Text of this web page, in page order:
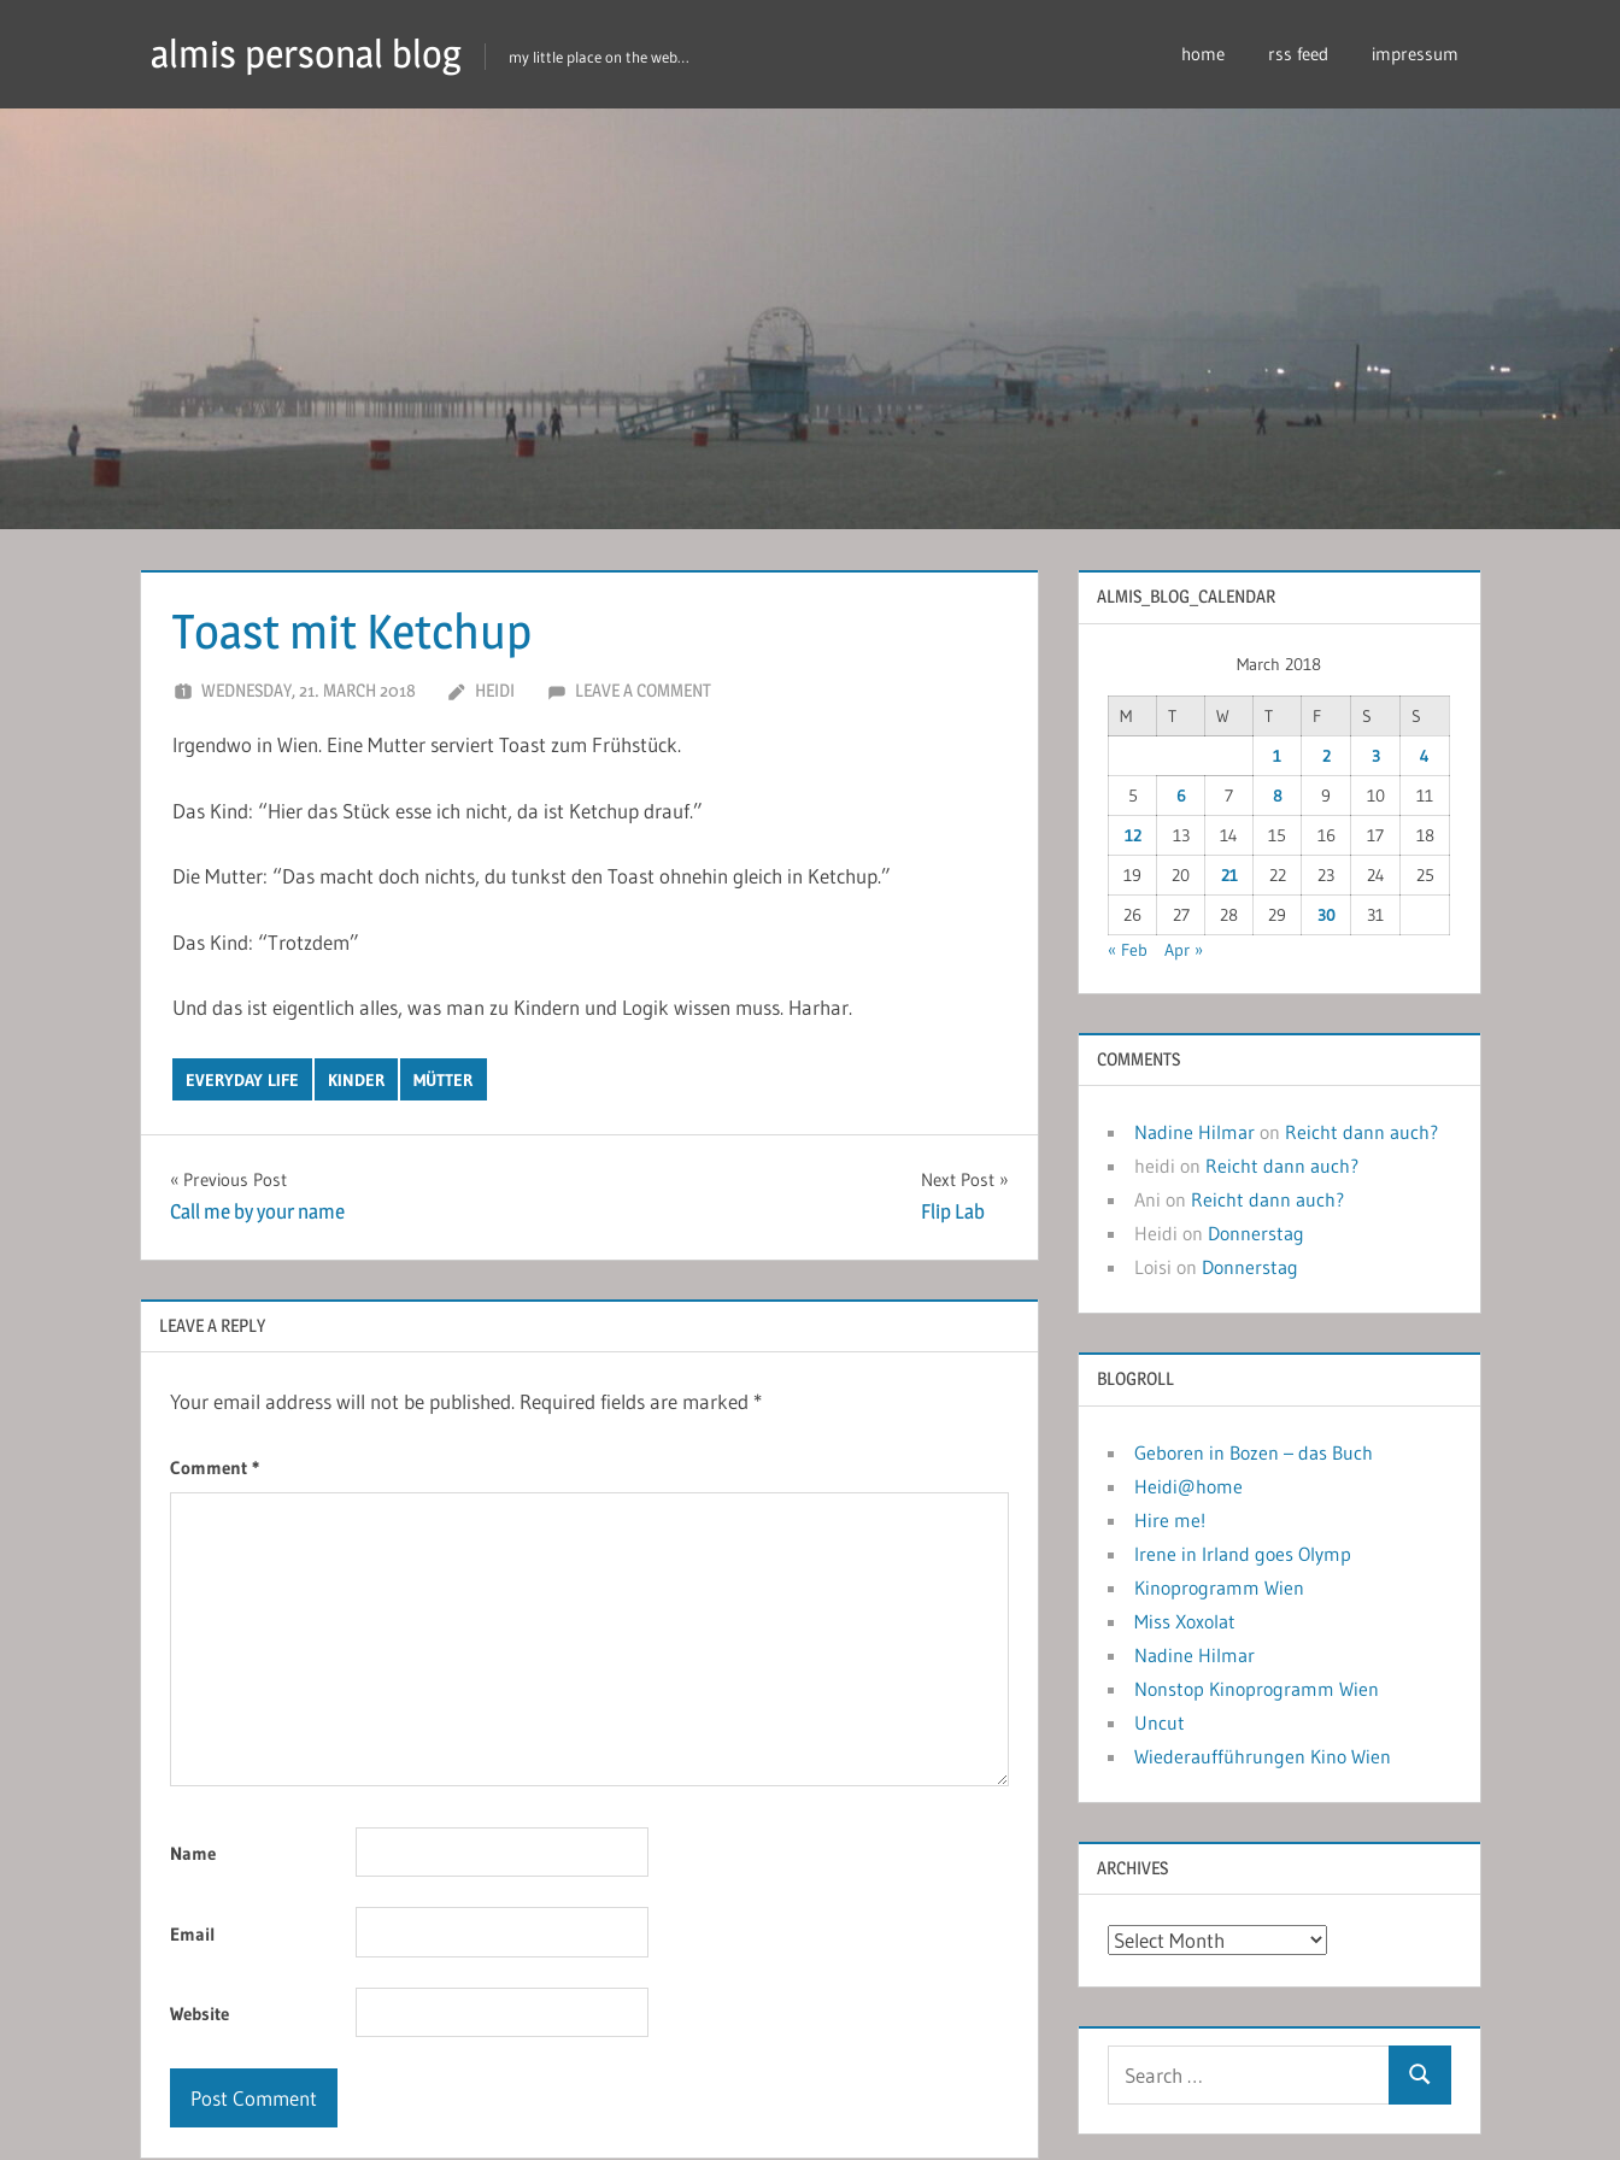
almis personal blog my little place on the web… home rss feed impressum
Toast mit Ketchup
WEDNESDAY, 21. MARCH 2018 HEIDI LEAVE A COMMENT
Irgendwo in Wien. Eine Mutter serviert Toast zum Frühstück.
Das Kind: “Hier das Stück esse ich nicht, da ist Ketchup drauf.”
Die Mutter: “Das macht doch nichts, du tunkst den Toast ohnehin gleich in Ketchup.”
Das Kind: “Trotzdem”
Und das ist eigentlich alles, was man zu Kindern und Logik wissen muss. Harhar.
EVERYDAY LIFE KINDER MÜTTER
Post
navigation
Previous Post
Call me by your name
Next Post
Flip Lab
LEAVE A REPLY
Your email address will not be published. Required fields are marked *
Comment *
Name
Email
Website
ALMIS_BLOG_CALENDAR
March 2018
M T W T F S
S
1
2 3
4
5
6 7 8 9 10
11
12
13 14 15 16 17
18
19
20 21 22 23 24
25
26
27 28 29 30
31
« Feb
Apr »
COMMENTS
Nadine Hilmar on Reicht dann auch?
heidi on Reicht dann auch?
Ani on Reicht dann auch?
Heidi on Donnerstag
Loisi on Donnerstag
BLOGROLL
Geboren in Bozen – das Buch
Heidi@home
Hire me!
Irene in Irland goes Olymp
Kinoprogramm Wien
Miss Xoxolat
Nadine Hilmar
Nonstop Kinoprogramm Wien
Uncut
Wiederaufführungen Kino Wien
ARCHIVES
Archives
Search